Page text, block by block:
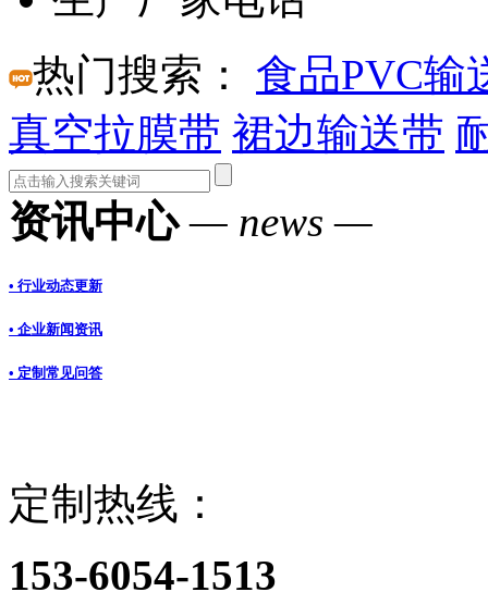
热门搜索：
食品PVC输
真空拉膜带 裙边输送带
资讯中心— news —
• 行业动态更新
• 企业新闻资讯
• 定制常见问答
定制热线：
153-6054-1513